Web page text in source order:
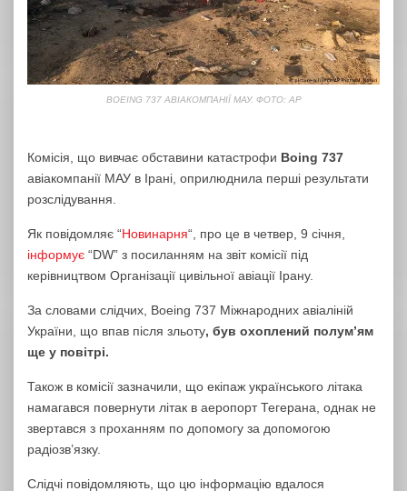
BOEING 737 АВІАКОМПАНІЇ МАУ. ФОТО: AP
Комісія, що вивчає обставини катастрофи Boing 737
авіакомпанії МАУ в Ірані, оприлюднила перші результати
розслідування.
Як повідомляє “Новинарня“, про це в четвер, 9 січня,
інформує “DW” з посиланням на звіт комісії під
керівництвом Організації цивільної авіації Ірану.
За словами слідчих, Boeing 737 Міжнародних авіаліній
України, що впав після зльоту, був охоплений полум’ям
ще у повітрі.
Також в комісії зазначили, що екіпаж українського літака
намагався повернути літак в аеропорт Тегерана, однак не
звертався з проханням по допомогу за допомогою
радіозв’язку.
Слідчі повідомляють, що цю інформацію вдалося